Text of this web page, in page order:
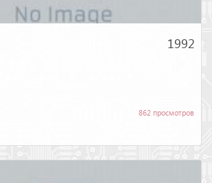
1992
862 просмотров